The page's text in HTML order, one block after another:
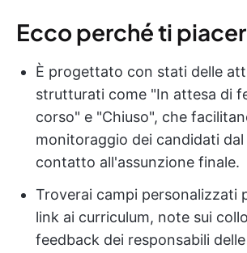
Ecco perché ti
È progettato con stati delle
strutturati come "In attesa di
corso" e "Chiuso", che
monitoraggio dei candidati
contatto all'assunzione finale.
Troverai campi personalizzati
link ai curriculum, note sui
feedback dei responsabili